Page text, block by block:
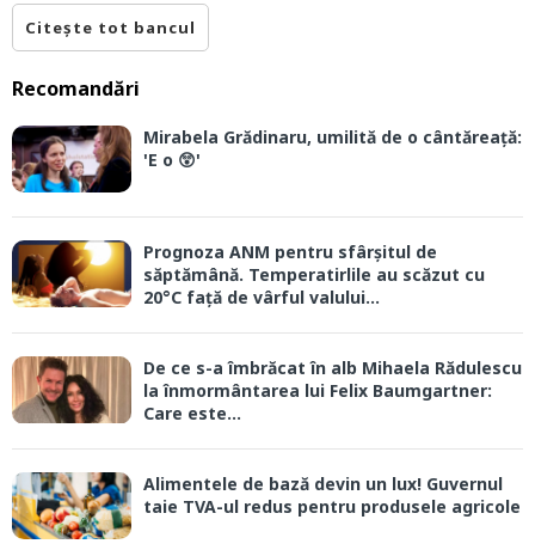
Citește tot bancul
Recomandări
Mirabela Grădinaru, umilită de o cântăreață:
'E o 😲'
Prognoza ANM pentru sfârșitul de
săptămână. Temperatirlile au scăzut cu
20°C față de vârful valului...
De ce s-a îmbrăcat în alb Mihaela Rădulescu
la înmormântarea lui Felix Baumgartner:
Care este...
Alimentele de bază devin un lux! Guvernul
taie TVA-ul redus pentru produsele agricole